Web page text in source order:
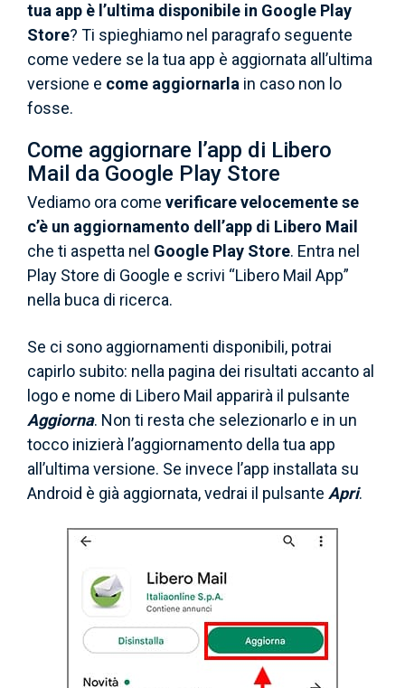
tua app è l’ultima disponibile in Google Play
Store? Ti spieghiamo nel paragrafo seguente
come vedere se la tua app è aggiornata all’ultima
versione e come aggiornarla in caso non lo
fosse.
Come aggiornare l’app di Libero
Mail da Google Play Store
Vediamo ora come verificare velocemente se
c’è un aggiornamento dell’app di Libero Mail
che ti aspetta nel Google Play Store. Entra nel
Play Store di Google e scrivi “Libero Mail App”
nella buca di ricerca.
Se ci sono aggiornamenti disponibili, potrai
capirlo subito: nella pagina dei risultati accanto al
logo e nome di Libero Mail apparirà il pulsante
Aggiorna. Non ti resta che selezionarlo e in un
tocco inizierà l’aggiornamento della tua app
all’ultima versione. Se invece l’app installata su
Android è già aggiornata, vedrai il pulsante Apri.